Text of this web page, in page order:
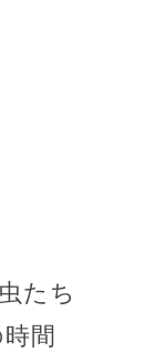
たち
間